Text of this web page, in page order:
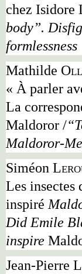
chez Isidore
body”.
formlessness
Mathilde
« À parler
La
Maldoror /
Maldoror-
Siméon
Les insectes
inspiré
Did Emile
inspire
Jean-Pierre